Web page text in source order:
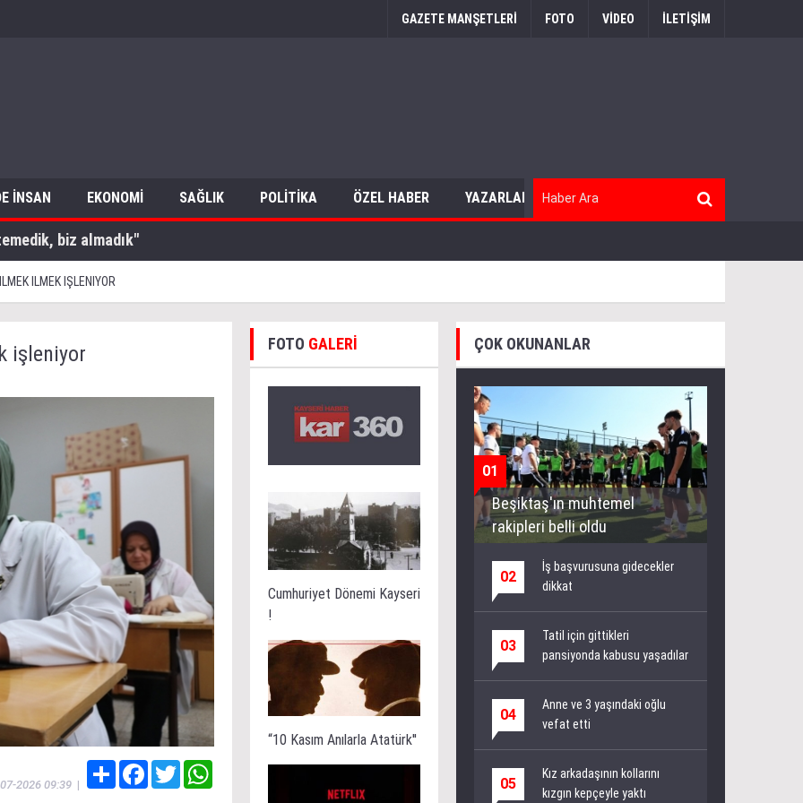
GAZETE MANŞETLERİ FOTO VİDEO İLETİŞİM
İNSAN EKONOMİ SAĞLIK POLİTİKA ÖZEL HABER YAZARLAR
biz almadık"
ILMEK IŞLENIYOR
işleniyor
2026 09:39|
Share FacebookTwitterWhatsApp
FOTO GALERİ
Cumhuriyet Dönemi Kayseri
!
“10 Kasım Anılarla Atatürk''
ÇOK OKUNANLAR
01
Beşiktaş'ın muhtemel
rakipleri belli oldu
02
İş başvurusuna gidecekler
dikkat
03
Tatil için gittikleri
pansiyonda kabusu yaşadılar
04
Anne ve 3 yaşındaki oğlu
vefat etti
05
Kız arkadaşının kollarını
kızgın kepçeyle yaktı